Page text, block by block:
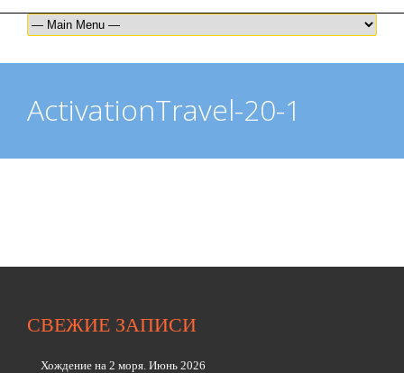
ActivationTravel-20-1
СВЕЖИЕ ЗАПИСИ
Хождение на 2 моря. Июнь 2026